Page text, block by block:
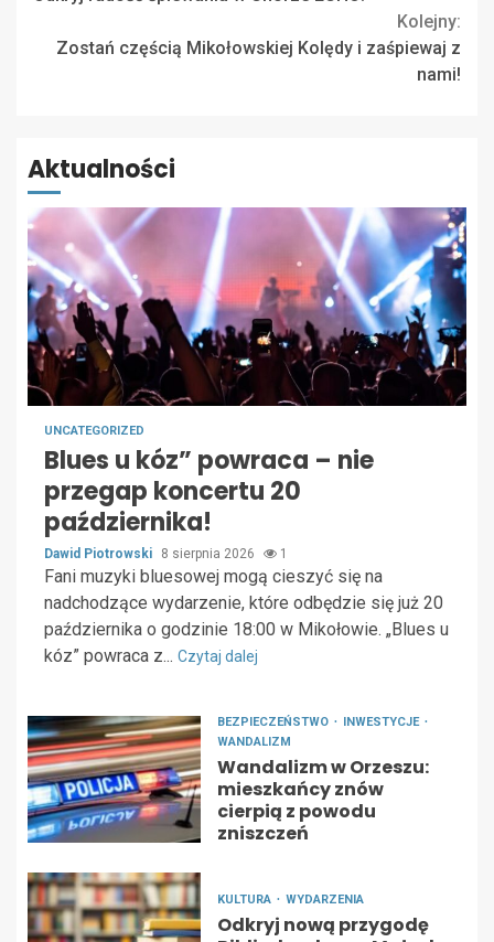
Reading
Kolejny:
Zostań częścią Mikołowskiej Kolędy i zaśpiewaj z
nami!
Aktualności
UNCATEGORIZED
Blues u kóz” powraca – nie
przegap koncertu 20
października!
Dawid Piotrowski 8 sierpnia 2026 1
Fani muzyki bluesowej mogą cieszyć się na
nadchodzące wydarzenie, które odbędzie się już 20
października o godzinie 18:00 w Mikołowie. „Blues u
kóz” powraca z... Czytaj dalej
BEZPIECZEŃSTWO
INWESTYCJE
WANDALIZM
Wandalizm w Orzeszu:
mieszkańcy znów
cierpią z powodu
zniszczeń
KULTURA WYDARZENIA
Odkryj nową przygodę